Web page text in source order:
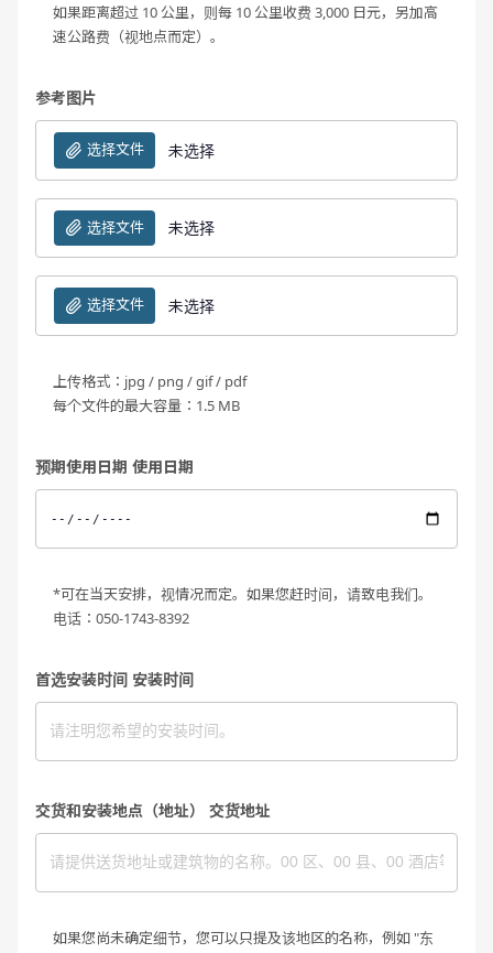
如果距离超过 10 公里，则每 10 公里收费 3,000 日元，另加高
速公路费（视地点而定）。
参考图片
选择文件 未选择
选择文件 未选择
选择文件 未选择
上传格式：jpg / png / gif / pdf
每个文件的最大容量：1.5 MB
预期使用日期 使用日期
*可在当天安排，视情况而定。如果您赶时间，请致电我们。
电话：050-1743-8392
首选安装时间 安装时间
交货和安装地点（地址） 交货地址
如果您尚未确定细节，您可以只提及该地区的名称，例如 "东